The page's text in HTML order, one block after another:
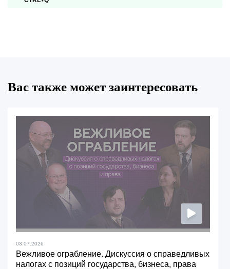
Вас также может заинтересовать
03.07.2026
Вежливое ограбление. Дискуссия о справедливых
налогах с позиций государства, бизнеса, права